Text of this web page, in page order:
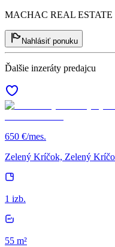
MACHAC REAL ESTATE
Nahlásiť ponuku
Ďalšie inzeráty predajcu
650 €/mes.
Zelený Kríčok, Zelený
1 izb.
55 m²